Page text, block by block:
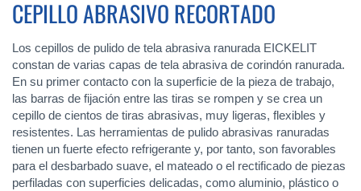
CEPILLO ABRASIVO RECORTADO
Los cepillos de pulido de tela abrasiva ranurada EICKELIT
constan de varias capas de tela abrasiva de corindón ranurada.
En su primer contacto con la superficie de la pieza de trabajo,
las barras de fijación entre las tiras se rompen y se crea un
cepillo de cientos de tiras abrasivas, muy ligeras, flexibles y
resistentes. Las herramientas de pulido abrasivas ranuradas
tienen un fuerte efecto refrigerante y, por tanto, son favorables
para el desbarbado suave, el mateado o el rectificado de piezas
perfiladas con superficies delicadas, como aluminio, plástico o